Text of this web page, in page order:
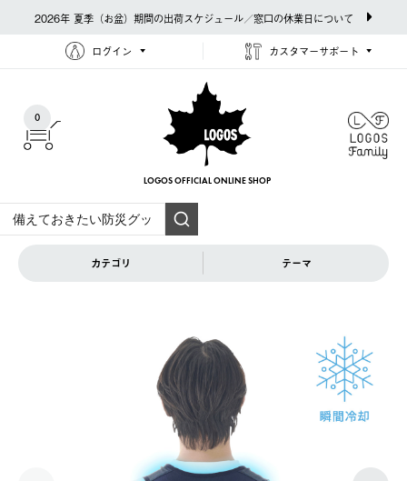
2026年 夏季（お盆）期間の出荷スケジュール／窓口の休業日について
ログイン カスタマーサポート
0
LOGOS OFFICIAL ONLINE SHOP
カテゴリ テーマ